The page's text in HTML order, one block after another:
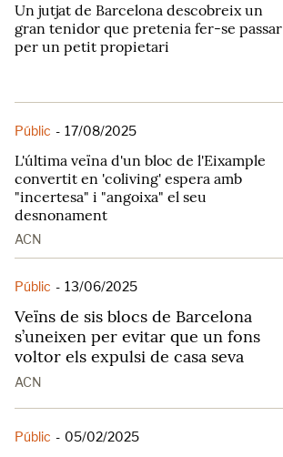
Un jutjat de Barcelona descobreix un
gran tenidor que pretenia fer-se passar
per un petit propietari
Públic - 17/08/2025
L'última veïna d'un bloc de l'Eixample
convertit en 'coliving' espera amb
"incertesa" i "angoixa" el seu
desnonament
ACN
Públic - 13/06/2025
Veïns de sis blocs de Barcelona
s’uneixen per evitar que un fons
voltor els expulsi de casa seva
ACN
Públic - 05/02/2025